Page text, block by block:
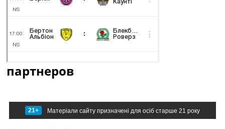
партнеров
21+ Матеріали сайту призначені для осіб старше 21 року